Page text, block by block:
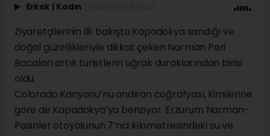
Erkek | Kadın
Ziyaretçilerinin ilk bakışta Kapadokya sandığı ve
doğal güzellikleriyle dikkat çeken Narman Peri
Bacaları artık turistlerin uğrak duraklarından birisi
oldu.
Colorado Kanyonu’nu andıran coğrafyası, kimilerine
göre de Kapadokya’ya benziyor. Erzurum Narman-
Pasinler otoyolunun 7’nci kilometresindeki su ve